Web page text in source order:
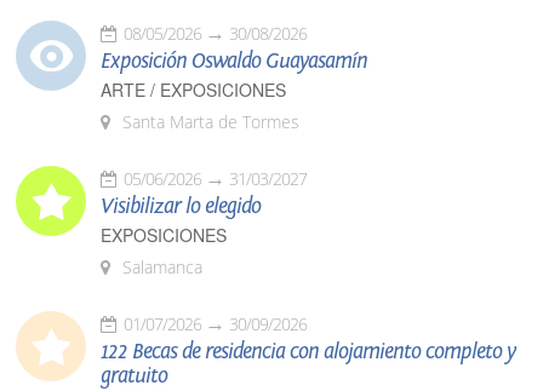
08/05/2026 30/08/2026
Exposición Oswaldo Guayasamín
ARTE / EXPOSICIONES
Santa Marta de Tormes
05/06/2026 31/03/2027
Visibilizar lo elegido
EXPOSICIONES
Salamanca
01/07/2026 30/09/2026
122 Becas de residencia con alojamiento completo y
gratuito